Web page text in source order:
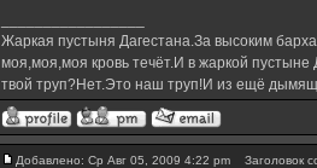
Жаркая пустыня Дагестана.За высоким
моя,моя,моя кровь течёт.И в жаркой
твой труп?Нет.Это наш труп!И из ещё
Добавлено: Ср Авг 05, 2009 4:22 pm Заголовок